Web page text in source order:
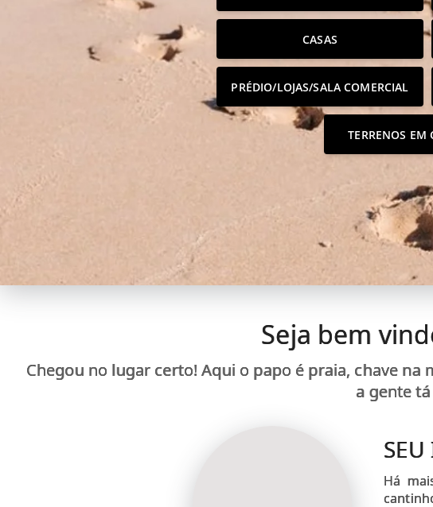
CASAS
PRÉDIO/LOJAS/SALA COMERCIAL
TERRENOS
Seja bem
Chegou no lugar certo! Aqui o papo é praia, chave
a gente
Há